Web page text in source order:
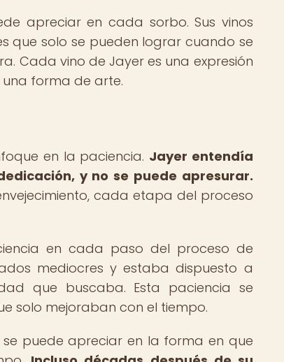
apreciar en cada sorbo. Sus vinos
que solo se pueden lograr cuando se
Cada vino de Jayer es una expresión
forma de arte.
en la paciencia. Jayer entendía
y no se puede apresurar.
cada etapa del proceso
en cada paso del proceso de
mediocres y estaba dispuesto a
que buscaba. Esta paciencia se
solo mejoraban con el tiempo.
puede apreciar en la forma en que